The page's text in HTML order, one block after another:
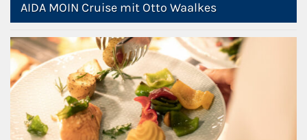
AIDA MOIN Cruise mit Otto Waalkes